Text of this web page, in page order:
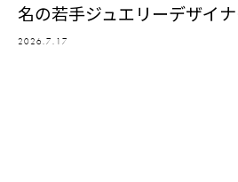
名の若手ジュエリーデザイ
2026.7.17